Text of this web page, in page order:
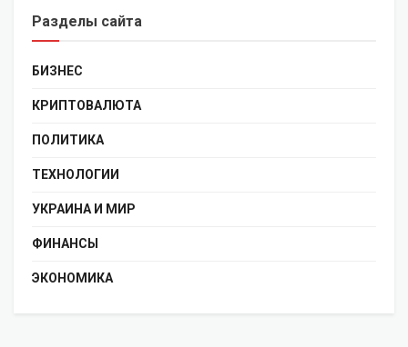
Разделы сайта
БИЗНЕС
КРИПТОВАЛЮТА
ПОЛИТИКА
ТЕХНОЛОГИИ
УКРАИНА И МИР
ФИНАНСЫ
ЭКОНОМИКА